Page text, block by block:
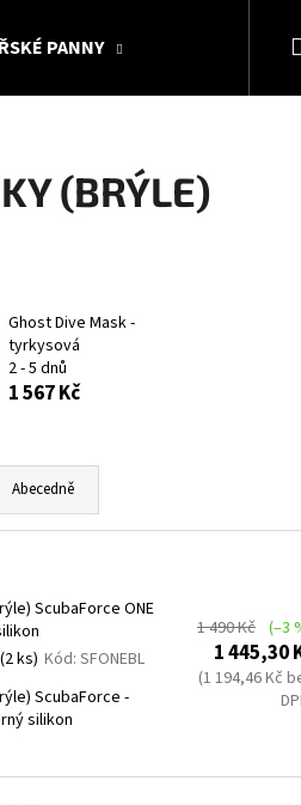
PANNY KOLEKCE
(BRÝLE)
Ghost Dive Mask -
tyrkysová
2 - 5 dnů
1 567 Kč
Abecedně
ScubaForce ONE
(2 ks) Kód: SFONEBL
ScubaForce -
silikon
1 490 Kč (–3
1 445,30
(1 194,46 Kč